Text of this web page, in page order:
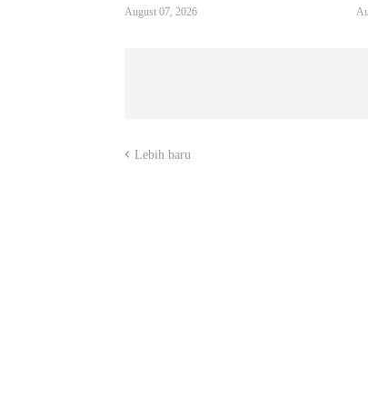
August 07, 2026
Lebih baru